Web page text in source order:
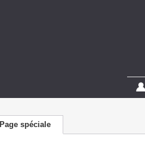
Page spéciale